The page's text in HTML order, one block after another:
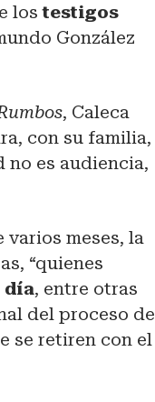
lostestigos
González
, Caleca
con su familia,
no es audiencia,
varios meses, la
“quienes
día, entre otras
del proceso de
se retiren con el